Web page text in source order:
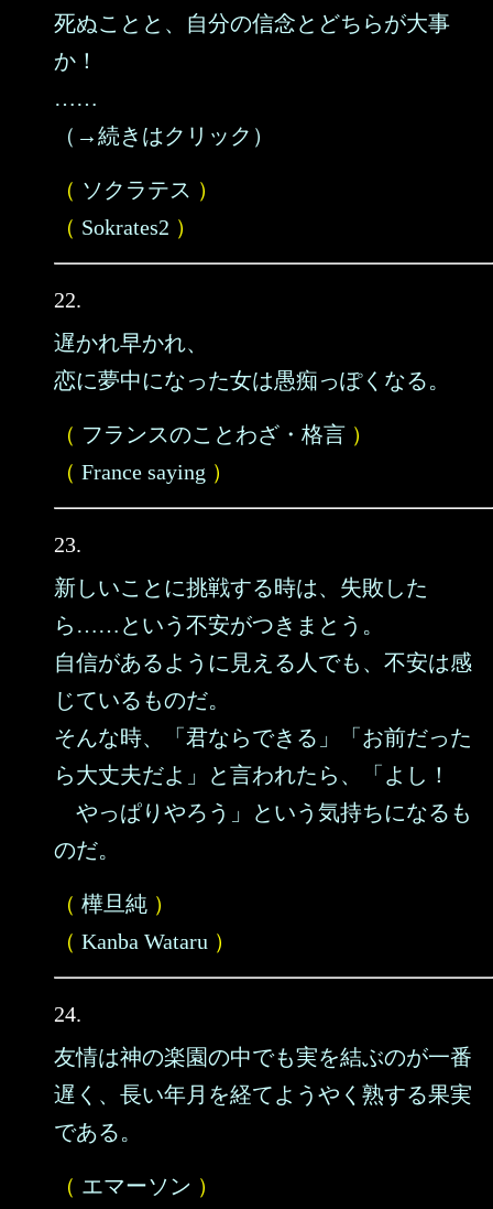
死ぬことと、自分の信念とどちらが大事
か！
……
（→続きはクリック）
（ ソクラテス ）
（ Sokrates2 ）
22.
遅かれ早かれ、
恋に夢中になった女は愚痴っぽくなる。
（ フランスのことわざ・格言 ）
（ France saying ）
23.
新しいことに挑戦する時は、失敗した
ら……という不安がつきまとう。
自信があるように見える人でも、不安は感
じているものだ。
そんな時、「君ならできる」「お前だった
ら大丈夫だよ」と言われたら、「よし！
やっぱりやろう」という気持ちになるも
のだ。
（ 樺旦純 ）
（ Kanba Wataru ）
24.
友情は神の楽園の中でも実を結ぶのが一番
遅く、長い年月を経てようやく熟する果実
である。
（ エマーソン ）